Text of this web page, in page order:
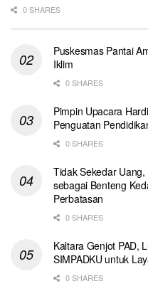
0 SHARES
Puskesmas Pantai
Iklim
0 SHARES
Pimpin Upacara
Penguatan
0 SHARES
Tidak Sekedar
sebagai Benteng
Perbatasan
0 SHARES
Kaltara Genjot PAD,
SIMPADKU untuk
0 SHARES